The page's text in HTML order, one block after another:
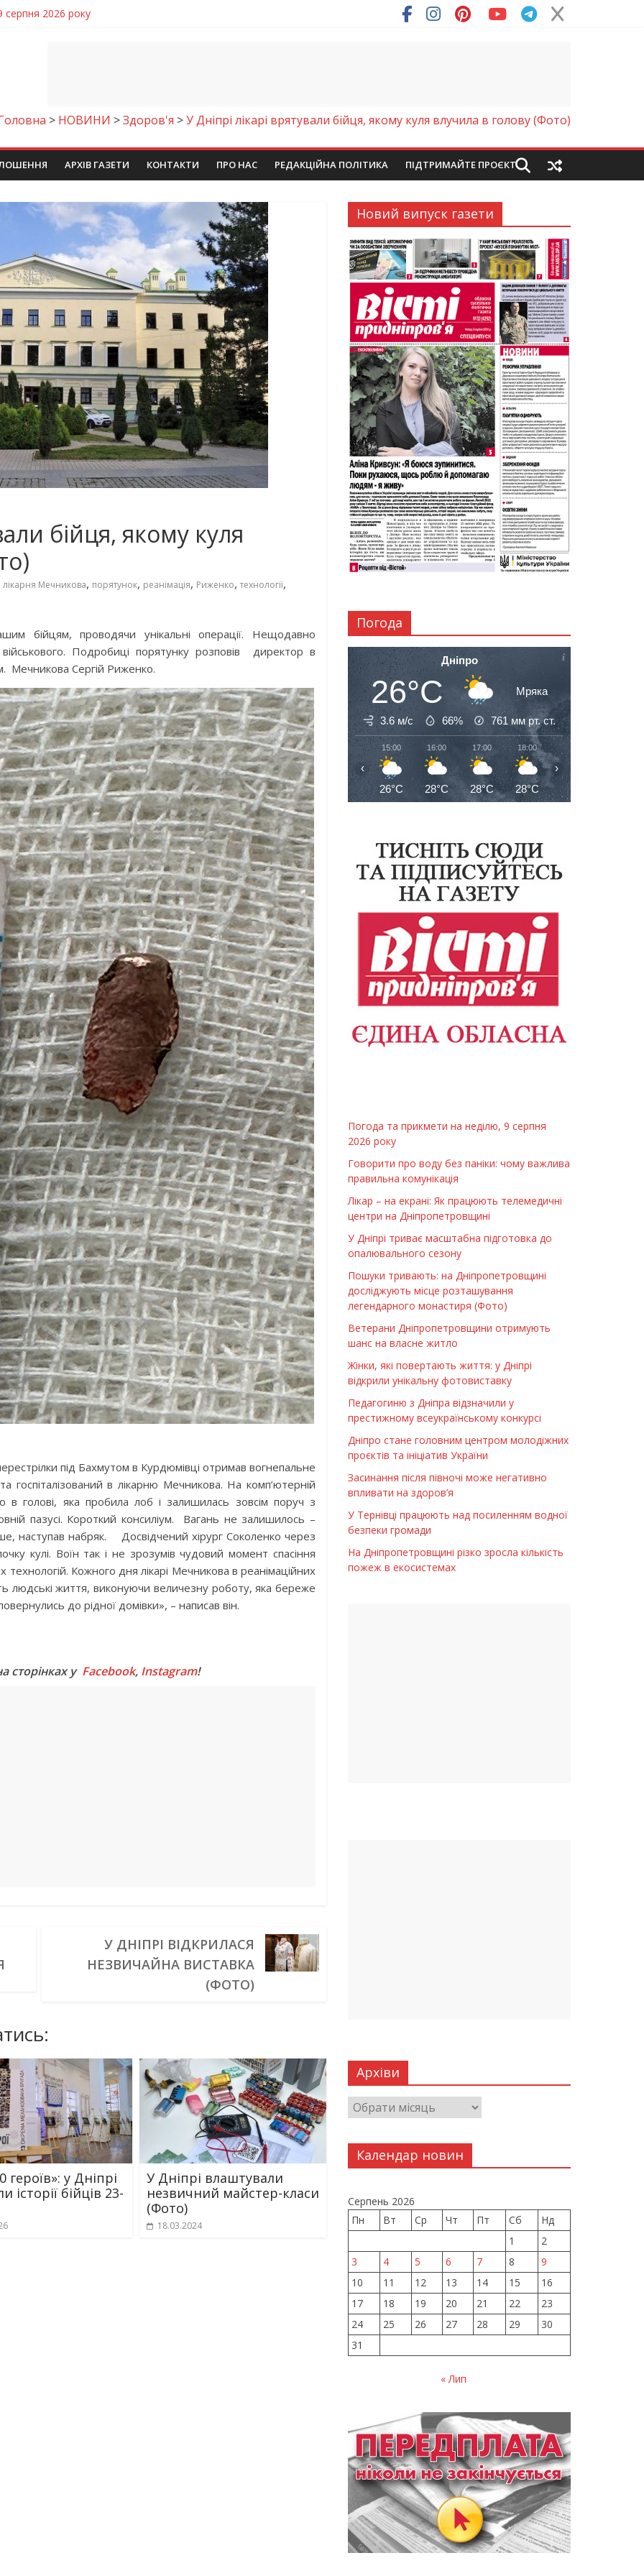
важлива правильна комунікація
до опалювального сезону
досліджують місце розташування легендарного монастиря (Фото)
2026 року
> НОВИНИ >Здоров'я >У Дніпрі лікарі врятували бійця, якому куля влучила в голову (Фото)
АРХІВ ГАЗЕТИ КОНТАКТИ ПРО НАС РЕДАКЦІЙНА ПОЛІТИКА ПІДТРИМАЙТЕ ПРОЄКТ
бійця, якому куля
лікарня Мечникова, порятунок, реанімація, Риженко, технології,
бійцям, проводячи унікальні операції. Нещодавно
Подробиці порятунку розповів директор в
Мечникова Сергій Риженко.
під Бахмутом в Курдюмівці отримав вогнепальне
госпіталізований в лікарню Мечникова. На комп’ютерній
в голові, яка пробила лоб і залишилась зовсім поруч з
пазусі. Короткий консиліум. Вагань не залишилось –
наступав набряк. Досвідчений хірург Соколенко через
кулі. Воїн так і не зрозумів чудовий момент спасіння
технологій. Кожного дня лікарі Мечникова в реанімаційних
людські життя, виконуючи величезну роботу, яка береже
до рідної домівки», – написав він.
сторінках у Facebook, Instagram!
У ДНІПРІ ВІДКРИЛАСЯ
НЕЗВИЧАЙНА ВИСТАВКА
(ФОТО)
героїв»: у Дніпрі
історії бійців 23-
У Дніпрі влаштували
незвичний майстер-класи
(Фото)
18.03.2024
Новий випуск газети
Погода
Дніпро
26°C Мряка
3.6 м/с 66% 761 мм рт. ст.
15:00
26°C
16:00
28°C
17:00
28°C
18:00
28°C
19:00
27°C
‹ ›
Погода та прикмети на неділю, 9 серпня
2026 року
Говорити про воду без паніки: чому важлива
правильна комунікація
Лікар – на екрані: Як працюють телемедичні
центри на Дніпропетровщині
У Дніпрі триває масштабна підготовка до
опалювального сезону
Пошуки тривають: на Дніпропетровщині
досліджують місце розташування
легендарного монастиря (Фото)
Ветерани Дніпропетровщини отримують
шанс на власне житло
Жінки, які повертають життя: у Дніпрі
відкрили унікальну фотовиставку
Педагогиню з Дніпра відзначили у
престижному всеукраїнському конкурсі
Дніпро стане головним центром молодіжних
проєктів та ініціатив України
Засинання після півночі може негативно
впливати на здоров’я
У Тернівці працюють над посиленням водної
безпеки громади
На Дніпропетровщині різко зросла кількість
пожеж в екосистемах
Архіви
Календар новин
Серпень 2026
Пн
Вт Ср Чт Пт Сб
Нд
1
2
3
4 5 6 7 8
9
10
11 12 13 14 15
16
17
18 19 20 21 22
23
24
25 26 27 28 29
30
31
« Лип